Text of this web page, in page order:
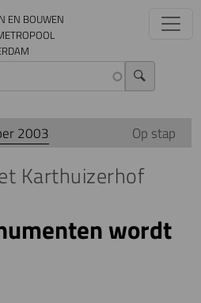
EN BOUWEN
2003 Op stap
Karthuizerhof
wordt